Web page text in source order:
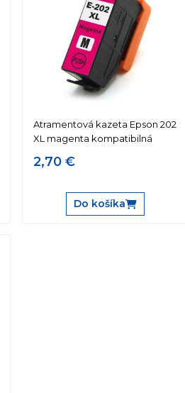
Atramentová kazeta Epson 202
XL magenta kompatibilná
2,70 €
Do košíka